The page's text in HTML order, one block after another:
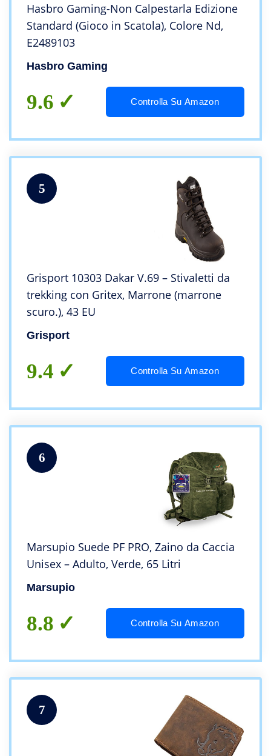
Hasbro Gaming-Non Calpestarla Edizione
Standard (Gioco in Scatola), Colore Nd,
E2489103
Hasbro Gaming
9.6 Controlla Su Amazon
5
Grisport 10303 Dakar V.69 – Stivaletti da
trekking con Gritex, Marrone (marrone
scuro.), 43 EU
Grisport
9.4 Controlla Su Amazon
6
Marsupio Suede PF PRO, Zaino da Caccia
Unisex – Adulto, Verde, 65 Litri
Marsupio
8.8 Controlla Su Amazon
7